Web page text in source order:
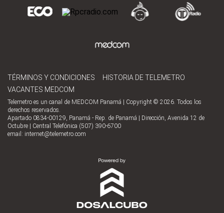
TÉRMINOS Y CONDICIONES
HISTORIA DE TELEMETRO
VACANTES MEDCOM
Telemetro es un canal de MEDCOM Panamá | Copyright © 2026. Todos los
derechos reservados.
Apartado 0834-00129, Panamá - Rep. de Panamá | Dirección, Avenida 12 de
Octubre | Central Telefónica (507) 390-6700
email: internet@telemetro.com